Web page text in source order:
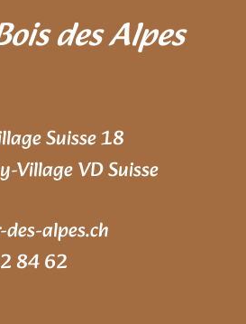
des Alpes
Suisse 18
Village VD Suisse
alpes.ch
84 62